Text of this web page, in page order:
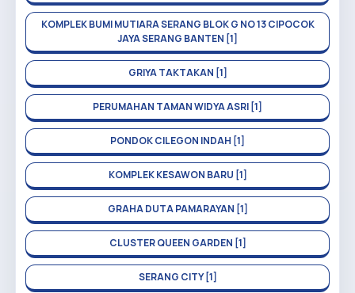
KOMPLEK BUMI MUTIARA SERANG BLOK G NO 13 CIPOCOK
JAYA SERANG BANTEN [1]
GRIYA TAKTAKAN [1]
PERUMAHAN TAMAN WIDYA ASRI [1]
PONDOK CILEGON INDAH [1]
KOMPLEK KESAWON BARU [1]
GRAHA DUTA PAMARAYAN [1]
CLUSTER QUEEN GARDEN [1]
SERANG CITY [1]